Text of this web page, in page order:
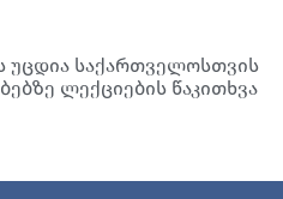
უცდია საქართველოსთვის
ლექციების წაკითხვა